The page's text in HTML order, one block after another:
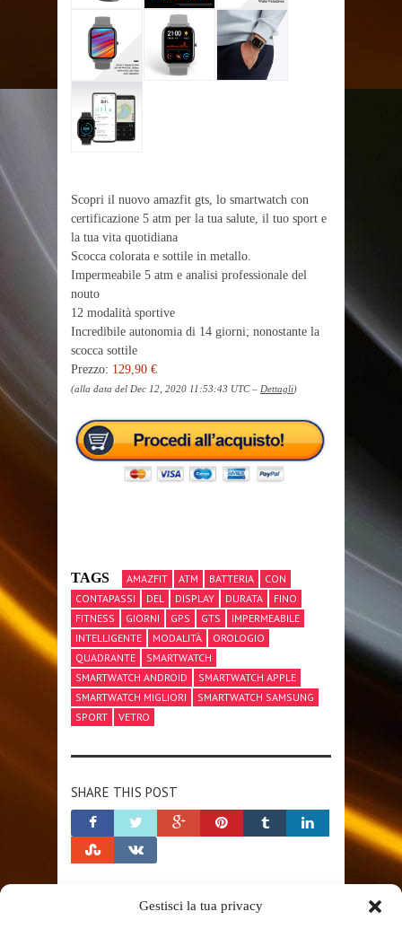
Gestisci la tua privacy
Scopri il nuovo amazfit gts, lo smartwatch con
certificazione 5 atm per la tua salute, il tuo sport e
la tua vita quotidiana
Scocca colorata e sottile in metallo.
Impermeabile 5 atm e analisi professionale del
nouto
12 modalità sportive
Incredibile autonomia di 14 giorni; nonostante la
scocca sottile
Prezzo: 129,90 €
(alla data del Dec 12, 2020 11:53:43 UTC – Dettagli)
TAGS AMAZFIT ATM BATTERIA
CON
CONTAPASSI
DEL DISPLAY DURATA
FINO
FITNESS
GIORNI GPS GTS
IMPERMEABILE
INTELLIGENTE
MODALITÀ
OROLOGIO
QUADRANTE
SMARTWATCH
SMARTWATCH ANDROID
SMARTWATCH APPLE
SMARTWATCH MIGLIORI
SMARTWATCH SAMSUNG
SPORT
VETRO
SHARE THIS POST